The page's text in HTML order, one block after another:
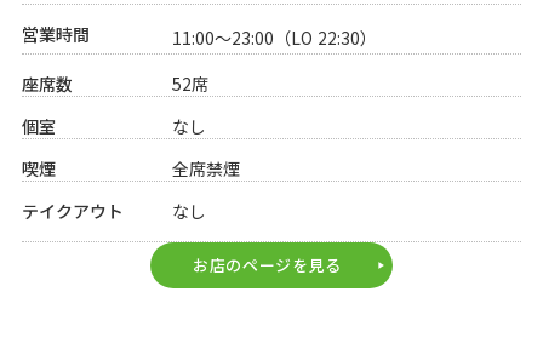
営業時間
11:00～23:00（LO 22:30）
座席数
52席
個室
なし
喫煙
全席禁煙
テイクアウト
なし
お店のページを見る play_arrow